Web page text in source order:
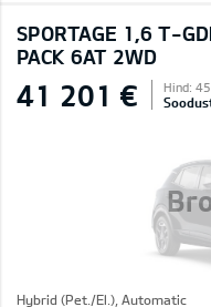
SPORTAGE 1,6 T-
PACK 6AT 2WD
41 201 € Hind:
Hybrid (Pet./El.), Automatic